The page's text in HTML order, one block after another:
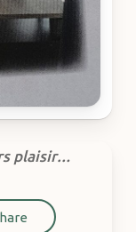
plaisir…